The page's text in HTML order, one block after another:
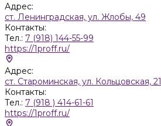
Адрес:
ст. Ленинградская, ул. Жлобы, 49
Контакты:
Тел.: 7 (918) 144-55-99
https://1proff.ru/
Адрес:
ст. Староминская, ул. Кольцовская, 21
Контакты:
Тел.: 7 (918 ) 414-61-61
https://1proff.ru/